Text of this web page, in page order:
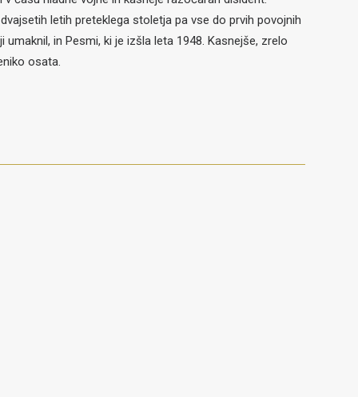
letih preteklega stoletja pa vse do prvih povojnih
in Pesmi, ki je izšla leta 1948. Kasnejše, zrelo
osata.